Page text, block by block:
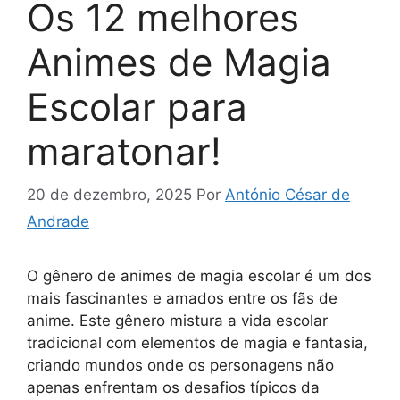
Os 12 melhores
Animes de Magia
Escolar para
maratonar!
20 de dezembro, 2025 Por António César de
Andrade
O gênero de animes de magia escolar é um dos
mais fascinantes e amados entre os fãs de
anime. Este gênero mistura a vida escolar
tradicional com elementos de magia e fantasia,
criando mundos onde os personagens não
apenas enfrentam os desafios típicos da